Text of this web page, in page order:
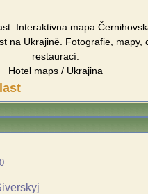
Interaktivna mapa
na Ukrajině. Fotografie, mapy,
restaurací.
Hotel maps / Ukrajina